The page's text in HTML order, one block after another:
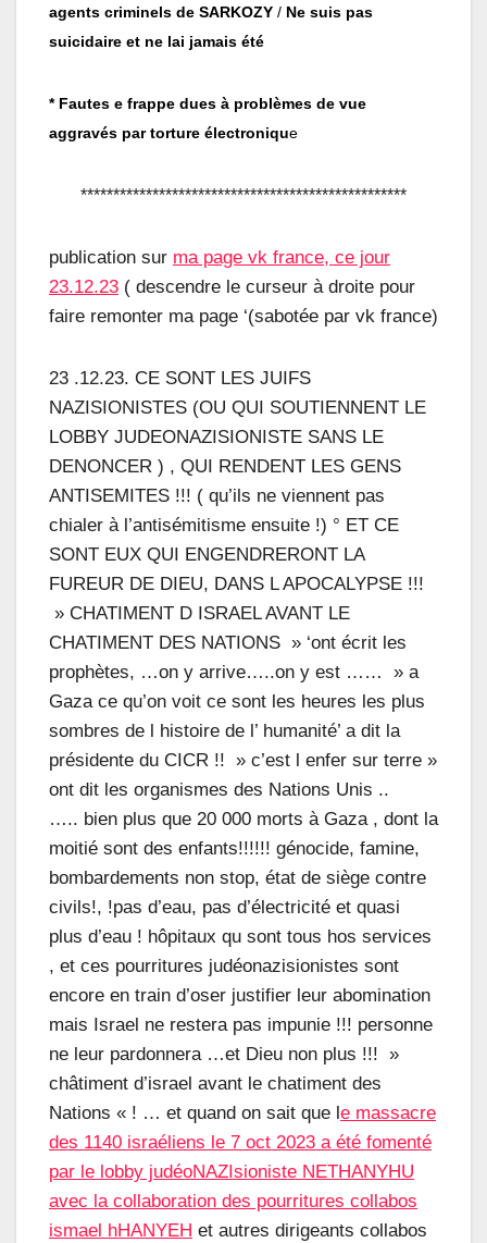
agents criminels de SARKOZY / Ne suis pas
suicidaire et ne lai jamais été
* Fautes e frappe dues à problèmes de vue
aggravés par torture électronique
**************************************************
publication sur ma page vk france, ce jour
23.12.23 ( descendre le curseur à droite pour
faire remonter ma page ‘(sabotée par vk france)
23 .12.23. CE SONT LES JUIFS
NAZISIONISTES (OU QUI SOUTIENNENT LE
LOBBY JUDEONAZISIONISTE SANS LE
DENONCER ) , QUI RENDENT LES GENS
ANTISEMITES !!! ( qu’ils ne viennent pas
chialer à l’antisémitisme ensuite !) ° ET CE
SONT EUX QUI ENGENDRERONT LA
FUREUR DE DIEU, DANS L APOCALYPSE !!!
» CHATIMENT D ISRAEL AVANT LE
CHATIMENT DES NATIONS » ‘ont écrit les
prophètes, …on y arrive…..on y est …… » a
Gaza ce qu’on voit ce sont les heures les plus
sombres de l histoire de l’ humanité’ a dit la
présidente du CICR !! » c’est l enfer sur terre »
ont dit les organismes des Nations Unis ..
….. bien plus que 20 000 morts à Gaza , dont la
moitié sont des enfants!!!!!! génocide, famine,
bombardements non stop, état de siège contre
civils!, !pas d’eau, pas d’électricité et quasi
plus d’eau ! hôpitaux qu sont tous hos services
, et ces pourritures judéonazisionistes sont
encore en train d’oser justifier leur abomination
mais Israel ne restera pas impunie !!! personne
ne leur pardonnera …et Dieu non plus !!! »
châtiment d’israel avant le chatiment des
Nations « ! … et quand on sait que l e massacre
des 1140 israéliens le 7 oct 2023 a été fomenté
par le lobby judéoNAZIsioniste NETHANYHU
avec la collaboration des pourritures collabos
ismael hHANYEH et autres dirigeants collabos